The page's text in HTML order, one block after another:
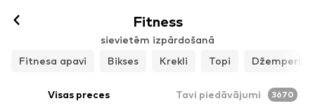
Fitness
sievietēm izpārdošanā
Fitnesa apavi
Bikses Krekli Topi Džemperi
Visas preces Tavi piedāvājumi 3670